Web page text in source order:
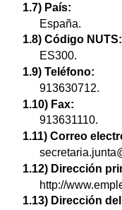
1.7) País:
España.
1.8) Código NUTS:
ES300.
1.9) Teléfono:
913630712.
1.10) Fax:
913631110.
1.11) Correo
1.12) Dirección
http://
1.13) Dirección